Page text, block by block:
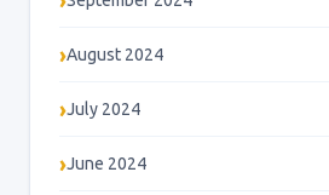
August 2024
July 2024
June 2024